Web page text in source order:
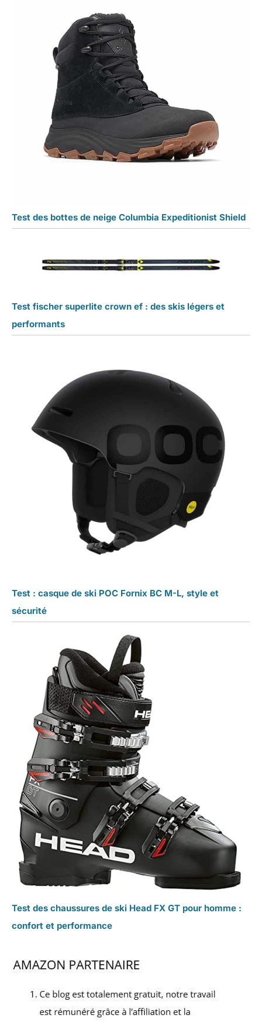
Test des bottes de neige Columbia Expeditionist Shield
Test fischer superlite crown ef : des skis légers et
performants
Test : casque de ski POC Fornix BC M-L, style et
sécurité
Test des chaussures de ski Head FX GT pour homme :
confort et performance